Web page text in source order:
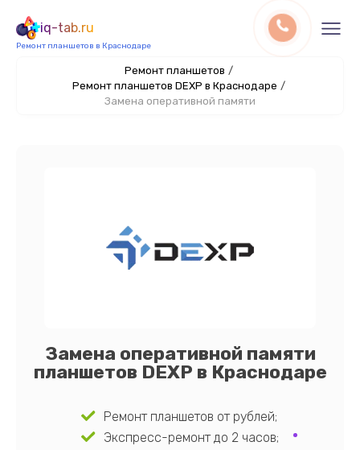
iq-tab.ru
Ремонт планшетов в Краснодаре
Ремонт планшетов /
Ремонт планшетов DEXP в Краснодаре /
Замена оперативной памяти
Замена оперативной памяти
планшетов DEXP в Краснодаре
Ремонт планшетов от рублей;
Экспресс-ремонт до 2 часов;